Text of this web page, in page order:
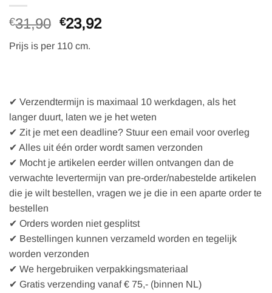
€31,90 Oorspronkelijke
was:
€23,92Huidige
Prijs is per 110 cm.
✔ Verzendtermijn is maximaal 10 werkdagen, als het
langer duurt, laten we je het weten
✔ Zit je met een deadline? Stuur een email voor overleg
✔ Alles uit één order wordt samen verzonden
✔ Mocht je artikelen eerder willen ontvangen dan de
verwachte levertermijn van pre-order/nabestelde artikelen
die je wilt bestellen, vragen we je die in een aparte order te
bestellen
✔ Orders worden niet gesplitst
✔ Bestellingen kunnen verzameld worden en tegelijk
worden verzonden
✔ We hergebruiken verpakkingsmateriaal
✔ Gratis verzending vanaf € 75,- (binnen NL)